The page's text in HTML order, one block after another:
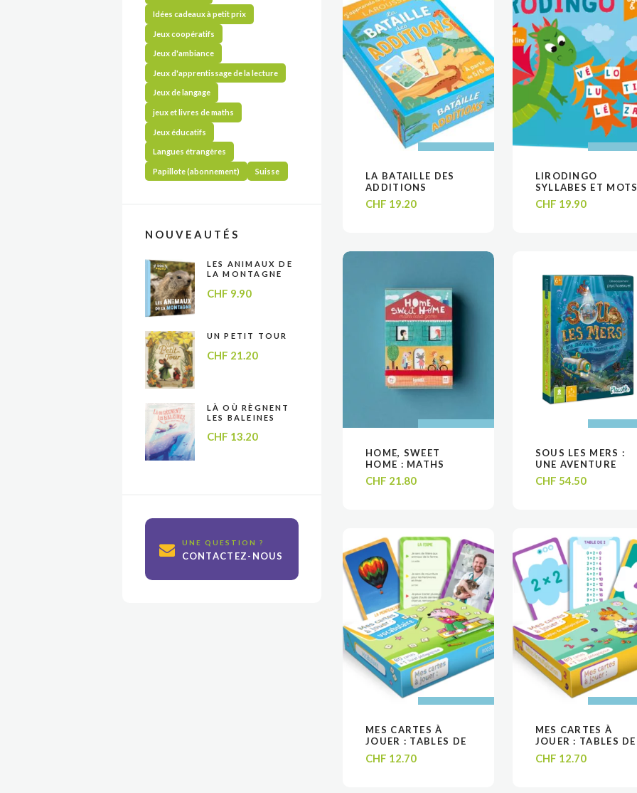
VOIR
VOIR
PANIER
PANIER
LA BATAILLE DES
ADDITIONS
CHF 19.20
VOIR
VOIR
PANIER
PANIER
LIRODINGO
SYLLABES ET MOTS
CHF 19.90
VOIR
VOIR
PANIER
PANIER
HOME, SWEET
HOME : MATHS
CARD GAME
CHF 21.80
VOIR
VOIR
PANIER
PANIER
SOUS LES MERS :
UNE AVENTURE
D’AFFIRMATION DE
SOI
CHF 54.50
VOIR
VOIR
AJOUTER AU
PANIER
AJOUTER AU
PANIER
MES CARTES À
JOUER : TABLES DE
VOCABULAIRE
CHF 12.70
VOIR
VOIR
PANIER
PANIER
MES CARTES À
JOUER : TABLES DE
MULTIPLICATION
CHF 12.70
Idées cadeaux à petit prix
Jeux coopératifs
Jeux d'ambiance
Jeux d'apprentissage de la lecture
Jeux de langage
jeux et livres de maths
Jeux éducatifs
Langues étrangères
Papillote (abonnement) Suisse
NOUVEAUTÉS
LES ANIMAUX DE
LA MONTAGNE
CHF 9.90
UN PETIT TOUR
CHF 21.20
LÀ OÙ RÈGNENT
LES BALEINES
CHF 13.20
UNE QUESTION ?
CONTACTEZ-NOUS